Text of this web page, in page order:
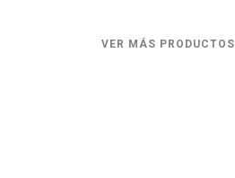
VER MÁS PRODUCTOS